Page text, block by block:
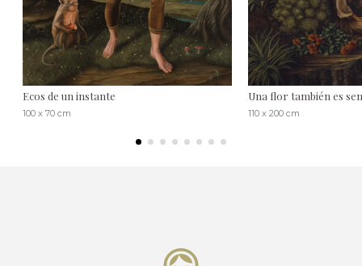
Ecos de un instante
100 x 70 cm
Una flor también es
110 x 200 cm